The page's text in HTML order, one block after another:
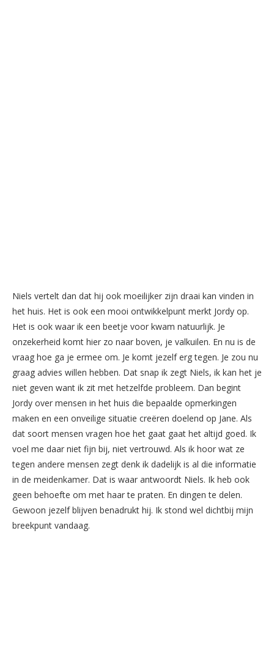
Niels vertelt dan dat hij ook moeilijker zijn draai kan vinden in
het huis. Het is ook een mooi ontwikkelpunt merkt Jordy op.
Het is ook waar ik een beetje voor kwam natuurlijk. Je
onzekerheid komt hier zo naar boven, je valkuilen. En nu is de
vraag hoe ga je ermee om. Je komt jezelf erg tegen. Je zou nu
graag advies willen hebben. Dat snap ik zegt Niels, ik kan het je
niet geven want ik zit met hetzelfde probleem. Dan begint
Jordy over mensen in het huis die bepaalde opmerkingen
maken en een onveilige situatie creëren doelend op Jane. Als
dat soort mensen vragen hoe het gaat gaat het altijd goed. Ik
voel me daar niet fijn bij, niet vertrouwd. Als ik hoor wat ze
tegen andere mensen zegt denk ik dadelijk is al die informatie
in de meidenkamer. Dat is waar antwoordt Niels. Ik heb ook
geen behoefte om met haar te praten. En dingen te delen.
Gewoon jezelf blijven benadrukt hij. Ik stond wel dichtbij mijn
breekpunt vandaag.